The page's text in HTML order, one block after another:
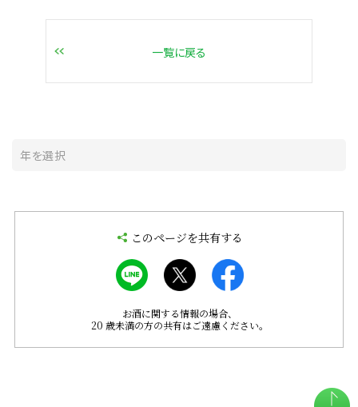
一覧に戻る
このページを共有する
お酒に関する情報の場合、
20 歳未満の方の共有はご遠慮ください。